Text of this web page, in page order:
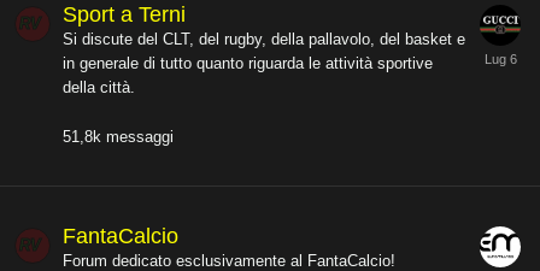
Sport a Terni
Si discute del CLT, del rugby, della pallavolo, del basket e
in generale di tutto quanto riguarda le attività sportive
della città.
51,8k messaggi
FantaCalcio
Forum dedicato esclusivamente al FantaCalcio!